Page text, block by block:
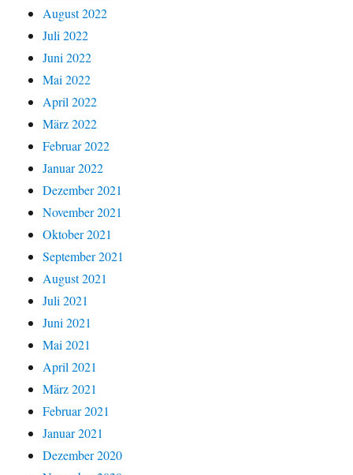
August 2022
Juli 2022
Juni 2022
Mai 2022
April 2022
März 2022
Februar 2022
Januar 2022
Dezember 2021
November 2021
Oktober 2021
September 2021
August 2021
Juli 2021
Juni 2021
Mai 2021
April 2021
März 2021
Februar 2021
Januar 2021
Dezember 2020